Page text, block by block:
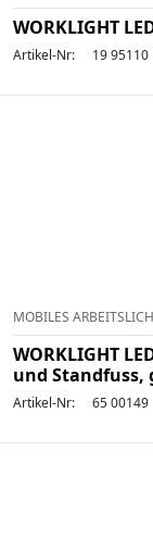
WORKLIGHT
Artikel-Nr: 19 95110
MOBILES
WORKLIGHT
und Standfuss,
Artikel-Nr: 65 00149